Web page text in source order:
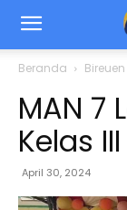
Beranda Bireuen
MAN 7
Kelas III
April 30, 2024